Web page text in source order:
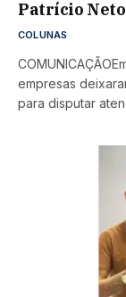
Patrício Neto
COLUNAS
empresas
para disputar